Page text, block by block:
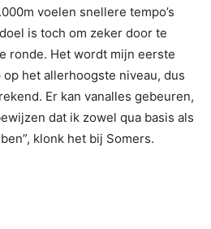
voelen snellere tempo’s
is toch om zeker door te
ronde. Het wordt mijn eerste
het allerhoogste niveau, dus
Er kan vanalles gebeuren,
dat ik zowel qua basis als
klonk het bij Somers.